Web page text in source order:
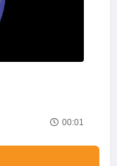
00:01